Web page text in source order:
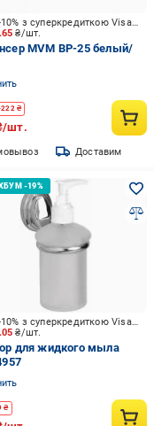
₴/шт.
До -10% з суперкредиткою Visa Вигода
MVM ВР-25 белый/
222₴
шт.
Доставим
₴/шт.
До -10% з суперкредиткою Visa Вигода
для жидкого мыла
₴